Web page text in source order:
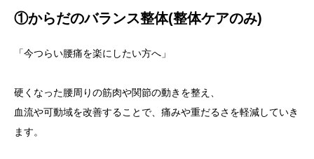
①からだのバランス整体(整体ケアのみ)
「今つらい腰痛を楽にしたい方へ」
硬くなった腰周りの筋肉や関節の動きを整え、
血流や可動域を改善することで、痛みや重だるさを軽減していき
ます。